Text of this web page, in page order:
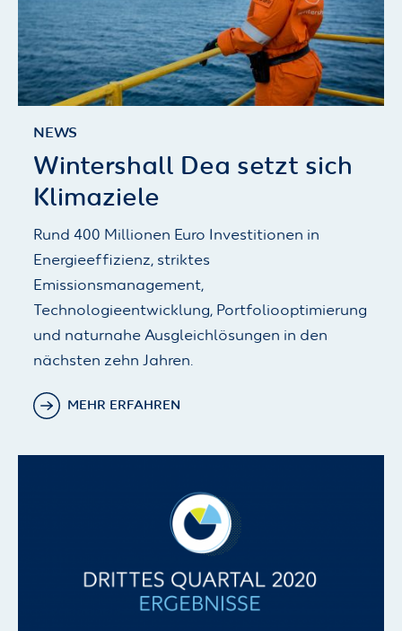
NEWS
Wintershall Dea setzt sich
Klimaziele
Rund 400 Millionen Euro Investitionen in
Energieeffizienz, striktes
Emissionsmanagement,
Technologieentwicklung, Portfoliooptimierung
und naturnahe Ausgleichlösungen in den
nächsten zehn Jahren.
MEHR ERFAHREN